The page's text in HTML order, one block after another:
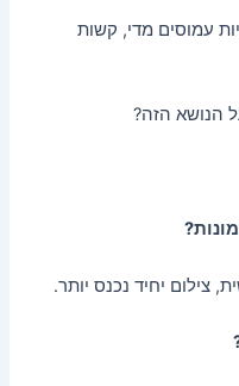
עמוסים מדי, קשות
הנושא הזה?
צילום יחיד נכנס יותר.